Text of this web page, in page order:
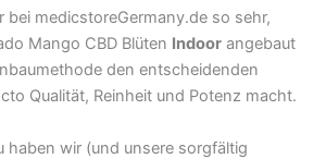
bei medicstoreGermany.de so sehr,
Mango CBD Blüten Indoor angebaut
den entscheidenden
Qualität, Reinheit und Potenz macht.
haben wir (und unsere sorgfältig